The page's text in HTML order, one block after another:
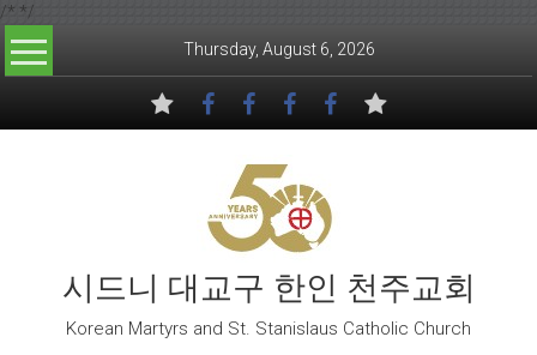
/* */
Skip to content
Thursday, August 6, 2026
시드니 대교구 한인 천주교회
Korean Martyrs and St. Stanislaus Catholic Church